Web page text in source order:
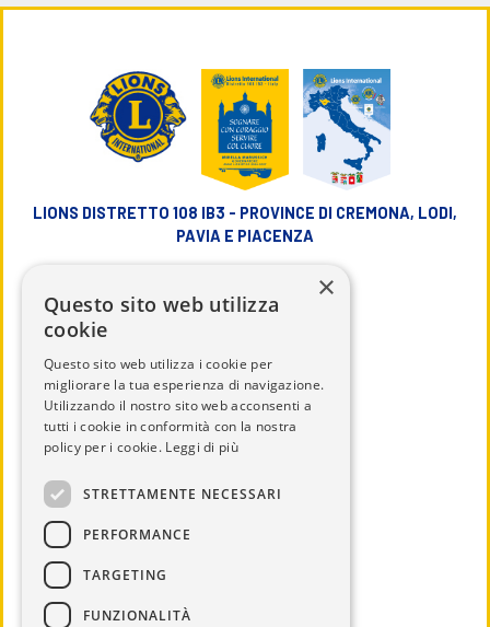
LIONS DISTRETTO 108 IB3 - PROVINCE DI CREMONA, LODI,
PAVIA E PIACENZA
CHI SIAMO
IL DISTRETTO
NEWS ED EVENTI
×
Questo sito web utilizza
cookie
Questo sito web utilizza i cookie per
migliorare la tua esperienza di navigazione.
Utilizzando il nostro sito web acconsenti a
tutti i cookie in conformità con la nostra
policy per i cookie. Leggi di più
STRETTAMENTE NECESSARI
PERFORMANCE
TARGETING
FUNZIONALITÀ